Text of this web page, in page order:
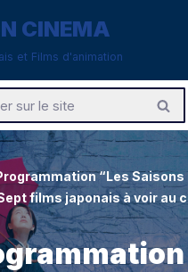
CINEMA
et Films d'animation
“Les Saisons
films japonais à voir au